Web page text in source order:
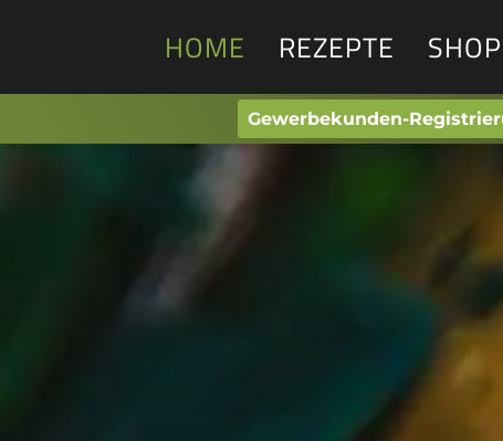
HOME REZEPTE SHOP
Gewerbekunden-